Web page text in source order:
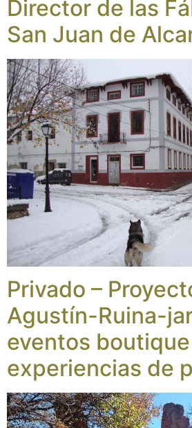
Director de las
San Juan de
Privado –
Agustín-Ruina-
eventos
experiencias de